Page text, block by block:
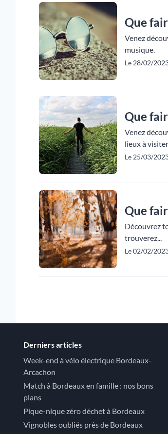
Que
Venez
musique.
Le 28/02/
Que
Venez
lieux à
Le 25/03/
Que
Découvrez
trouverez...
Le 02/02/
Derniers articles
Week-end à vélo électrique Bordeaux-
Arcachon
Match à Bordeaux en famille : nos bons
plans
Pique-nique zéro déchet à Bordeaux
Vignobles oubliés près de Bordeaux